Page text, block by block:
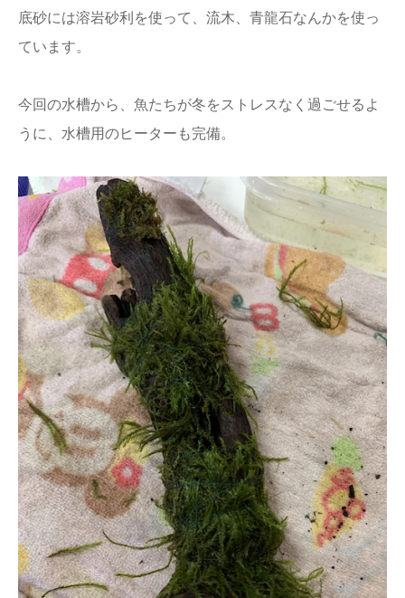
底砂には溶岩砂利を使って、流木、青龍石なんかを使っ
ています。
今回の水槽から、魚たちが冬をストレスなく過ごせるよ
うに、水槽用のヒーターも完備。